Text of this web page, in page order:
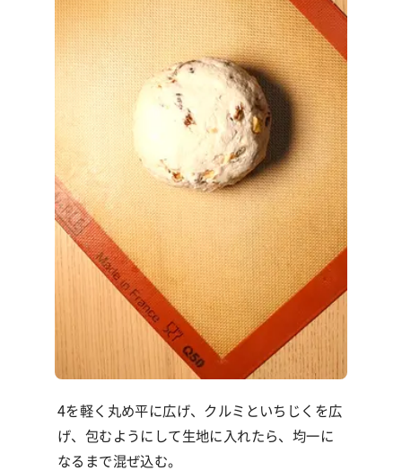
4を軽く丸め平に広げ、クルミといちじくを広
げ、包むようにして生地に入れたら、均一に
なるまで混ぜ込む。